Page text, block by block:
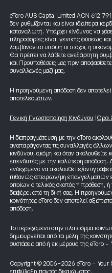
eToro AUS Capital Limited ACN 612
δεν ρυθμίζονται και είναι ιδιαίτερα
καταναλωτή. Υπάρχει κίνδυνος να
πληροφορίες είναι γενικής φύσεως
λαμβάνονται υπόψη οι στόχοι, η
Θα πρέπει να λάβετε ανεξάρτητη
και Προϋποθέσεις μας πριν
συναλλαγές μαζί μας.
Η προηγούμενη απόδοση δεν αποτελεί
αποτελεσμάτων.
Γενική Γνωστοποίηση Κινδύνου Όροι
Η διαπραγμάτευση με την eToro
αναπαράγοντας τις συναλλαγές
κινδύνου, ακόμη και όταν
επενδυτές με την καλύτερη απόδοση.
ενδεχόμενο να ακολουθείτε/
πιθανώς άπειρων/μη
οποίων ο τελικός σκοπός ή πρόθεση, ή
διαφέρει από τη δική σας. Η
κοινότητας eToro δεν αποτελεί
απόδοση.
Το περιεχόμενο στην πλατφόρμα
δημιουργείται από τα μέλη της
συστάσεις από ή εκ μέρους της eToro
Copyright © 2006-2026 eToro - Your
επιφύλαξη παντός δικαιώματος.